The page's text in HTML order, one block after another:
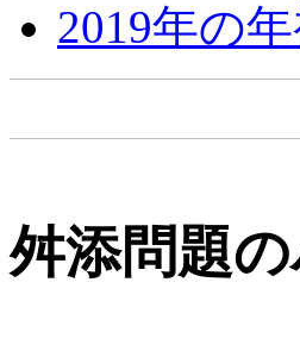
2019年の
舛添問題